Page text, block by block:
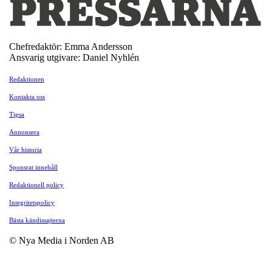
Chefredaktör: Emma Andersson
Ansvarig utgivare: Daniel Nyhlén
Redaktionen
Kontakta oss
Tipsa
Annonsera
Vår historia
Sponsrat innehåll
Redaktionell policy
Integritetspolicy
Bästa kändissajterna
© Nya Media i Norden AB